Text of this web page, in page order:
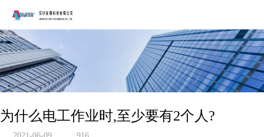
为什么电工作业时,至少要有2个人?